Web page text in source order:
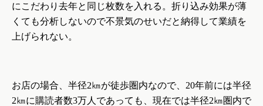
にこだわり去年と同じ枚数を入れる。折り込み効果が薄
くても分析しないので不景気のせいだと納得して業績を
上げられない。
お店の場合、半径2㎞が徒歩圏内なので、 20年前には半径
2㎞に購読者数3万人であっても、現在では半径2㎞圏内で